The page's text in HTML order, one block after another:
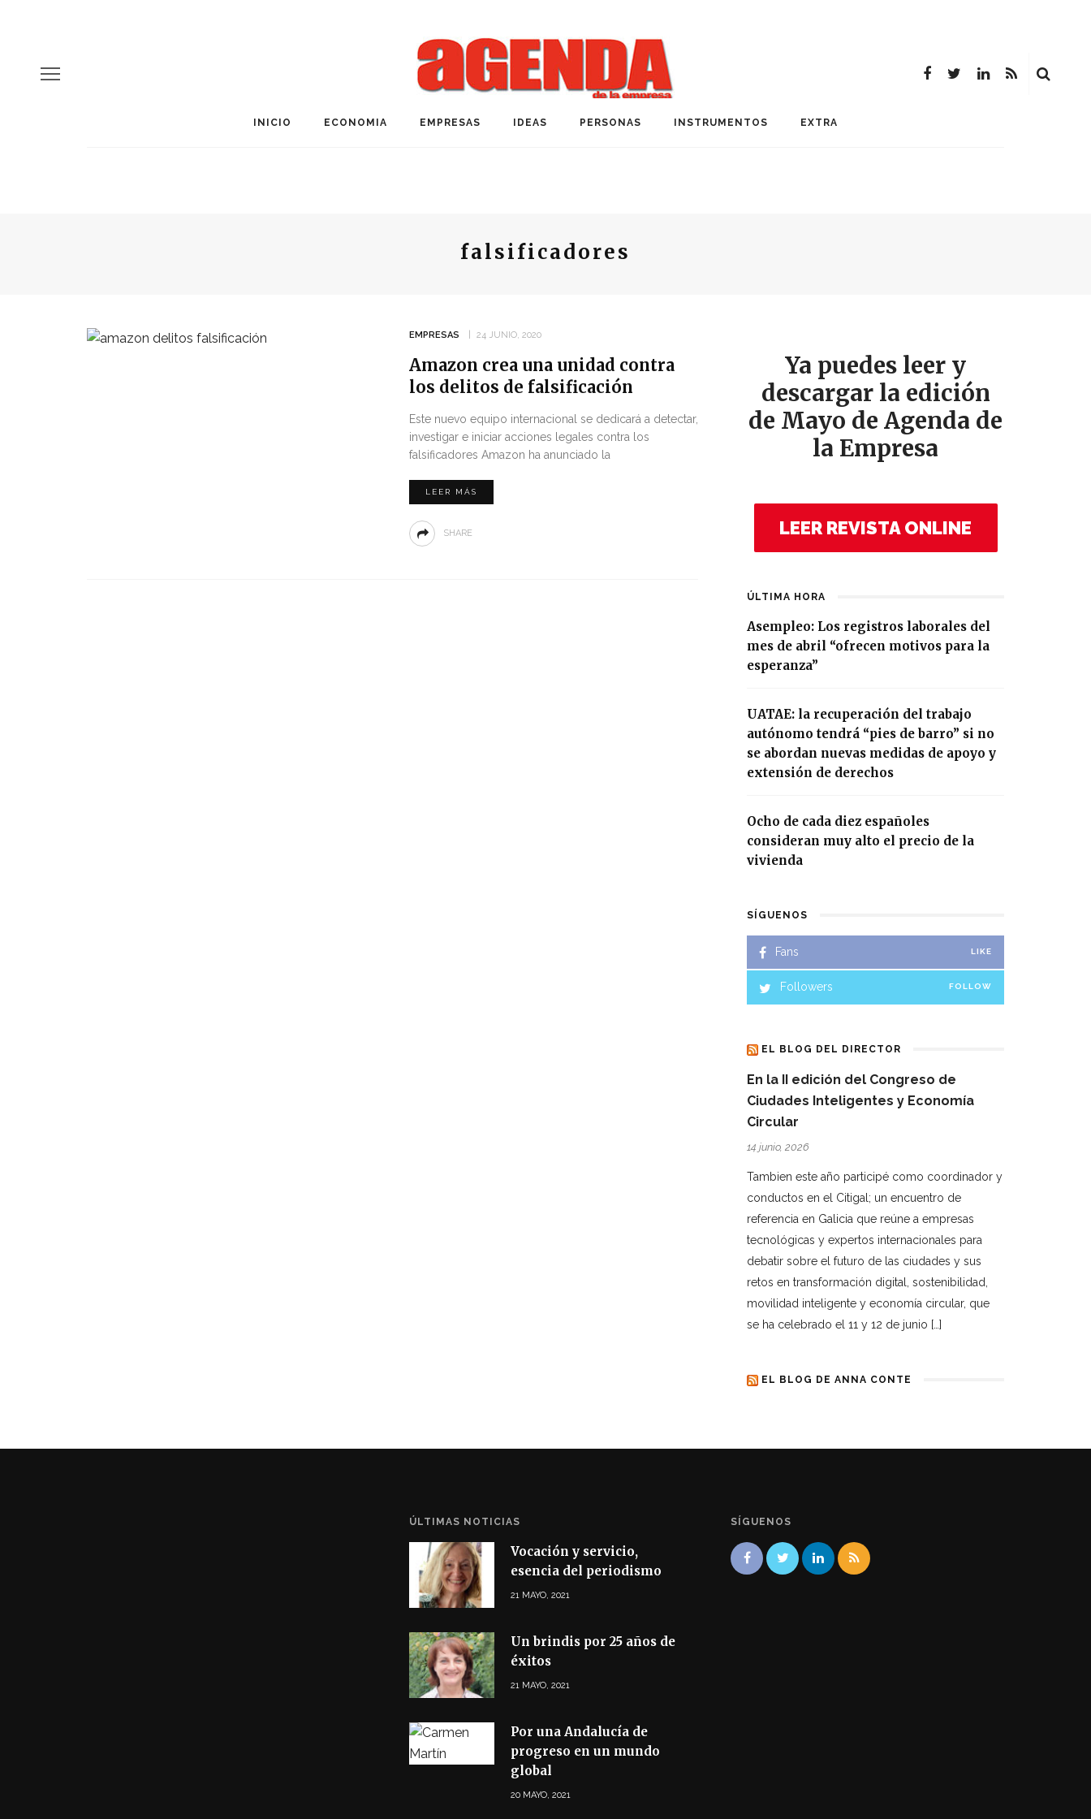
INICIO ECONOMIA EMPRESAS IDEAS PERSONAS INSTRUMENTOS EXTRA
falsificadores
EMPRESAS 24 JUNIO, 2020
Amazon crea una unidad contra
los delitos de falsificación
Este nuevo equipo internacional se dedicará a detectar,
investigar e iniciar acciones legales contra los
falsificadores Amazon ha anunciado la
LEER MÁS
SHARE
Ya puedes leer y
descargar la edición
de Mayo de Agenda de
la Empresa
LEER REVISTA ONLINE
ÚLTIMA HORA
Asempleo: Los registros laborales del
mes de abril “ofrecen motivos para la
esperanza”
UATAE: la recuperación del trabajo
autónomo tendrá “pies de barro” si no
se abordan nuevas medidas de apoyo y
extensión de derechos
Ocho de cada diez españoles
consideran muy alto el precio de la
vivienda
SÍGUENOS
Fans LIKE
Followers FOLLOW
EL BLOG DEL DIRECTOR
En la II edición del Congreso de
Ciudades Inteligentes y Economía
Circular
14 junio, 2026
Tambien este año participé como coordinador y
conductos en el Citigal; un encuentro de
referencia en Galicia que reúne a empresas
tecnológicas y expertos internacionales para
debatir sobre el futuro de las ciudades y sus
retos en transformación digital, sostenibilidad,
movilidad inteligente y economía circular, que
se ha celebrado el 11 y 12 de junio […]
EL BLOG DE ANNA CONTE
ÚLTIMAS NOTICIAS
Vocación y servicio,
esencia del periodismo
21 MAYO, 2021
Un brindis por 25 años de
éxitos
21 MAYO, 2021
Por una Andalucía de
progreso en un mundo
global
20 MAYO, 2021
SÍGUENOS